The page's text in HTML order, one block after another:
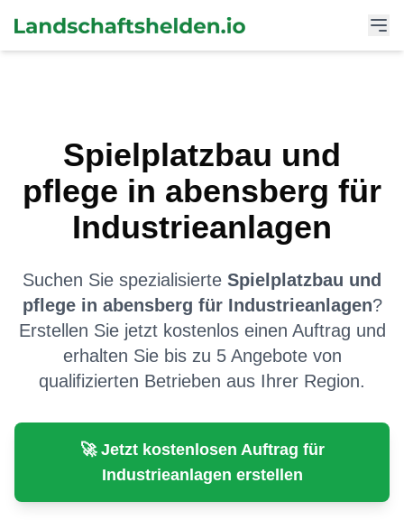
Spielplatzbau und
pflege in abensberg für
Industrieanlagen
Suchen Sie spezialisierte Spielplatzbau und
pflegein abensberg für Industrieanlagen?
Erstellen Sie jetzt kostenlos einen Auftrag und
erhalten Sie bis zu 5 Angebote von
qualifizierten Betrieben aus Ihrer Region.
🚀 Jetzt kostenlosen Auftrag für
Industrieanlagen erstellen